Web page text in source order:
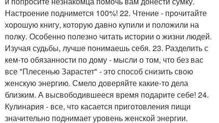
Настроение поднимется 100%! 22. Чтение - прочитайте
хорошую книгу, которую давно купили и положили на
полку. Особенно полезно читать истории о жизни людей.
Изучая судьбы, лучше понимаешь себя. 23. Разделить с
кем-то обязанности по дому - мысли о том, что без вас
все "Плесенью Зарастет" - это способ снизить свою
женскую энергию. Смело доверяйте какие-то дела
близким. А высвободившееся время подарите себе! 24.
Кулинария - все, что касается приготовления пищи
значительно поднимает уровень женской энергии.